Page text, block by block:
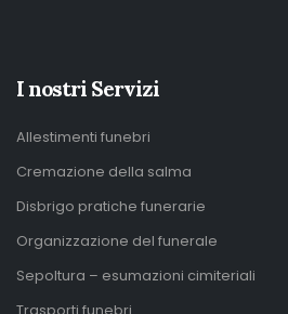
I nostri Servizi
Allestimenti funebri
Cremazione della salma
Disbrigo pratiche funerarie
Organizzazione del funerale
Sepoltura – esumazioni cimiteriali
Trasporti funebri